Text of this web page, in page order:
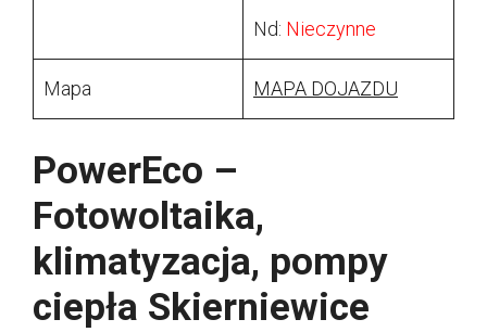
Nd: Nieczynne
Mapa MAPA DOJAZDU
PowerEco – ️
Fotowoltaika,
klimatyzacja, pompy
ciepła Skierniewice